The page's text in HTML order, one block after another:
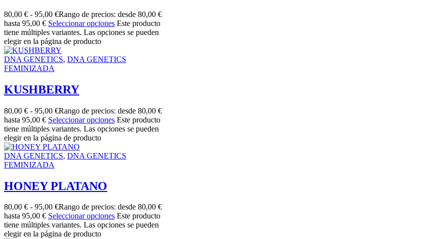
80,00 € - 95,00 €Rango de precios: desde 80,00 €
hasta 95,00 € Seleccionar opciones Este producto
tiene múltiples variantes. Las opciones se pueden
elegir en la página de producto
DNA GENETICS, DNA GENETICS
FEMINIZADA
KUSHBERRY
80,00 € - 95,00 €Rango de precios: desde 80,00 €
hasta 95,00 € Seleccionar opciones Este producto
tiene múltiples variantes. Las opciones se pueden
elegir en la página de producto
DNA GENETICS, DNA GENETICS
FEMINIZADA
HONEY PLATANO
80,00 € - 95,00 €Rango de precios: desde 80,00 €
hasta 95,00 € Seleccionar opciones Este producto
tiene múltiples variantes. Las opciones se pueden
elegir en la página de producto